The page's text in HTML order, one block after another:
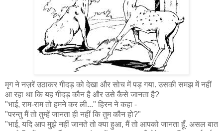
मृग ने नज़रें उठाकर गीदड़ को देखा और सोच में पड़ गया. उसकी समझ में नहीं
आ रहा था कि यह गीदड़ कौन है और उसे कैसे जानता है?
"भाई, राम-राम तो हमने कर ली..." हिरन ने कहा -
"परन्तु मैं तो तुम्हें जानता ही नहीं कि तुम कौन हो?"
"भाई, यदि आप मुझे नहीं जानते तो क्या हुआ, मैं तो आपको जानता हूँ. असल बात